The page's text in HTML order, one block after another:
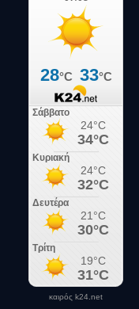
καιρός k24.net